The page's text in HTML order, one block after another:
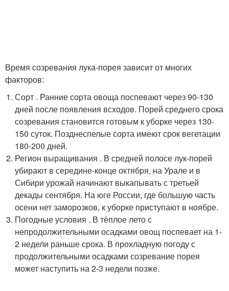
Время созревания лука-порея зависит от многих
факторов:
Сорт . Ранние сорта овоща поспевают через 90-130
дней после появления всходов. Порей среднего срока
созревания становится готовым к уборке через 130-
150 суток. Позднеспелые сорта имеют срок вегетации
180-200 дней.
Регион выращивания . В средней полосе лук-порей
убирают в середине-конце октября, на Урале и в
Сибири урожай начинают выкапывать с третьей
декады сентября. На юге России, где большую часть
осени нет заморозков, к уборке приступают в ноябре.
Погодные условия . В тёплое лето с
непродолжительными осадками овощ поспевает на 1-
2 недели раньше срока. В прохладную погоду с
продолжительными осадками созревание порея
может наступить на 2-3 недели позже.